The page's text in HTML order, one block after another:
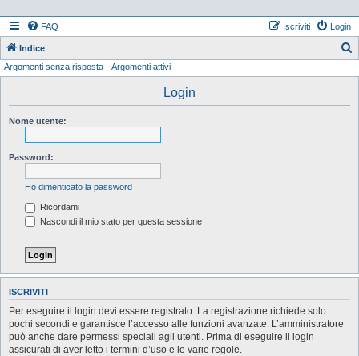
FAQ Login
Iscriviti
Indice
Argomenti senza risposta Argomenti attivi
Login
Nome utente:
Password:
Ho dimenticato la password
Ricordami
Nascondi il mio stato per questa sessione
ISCRIVITI
Per eseguire il login devi essere registrato. La registrazione richiede solo
pochi secondi e garantisce l’accesso alle funzioni avanzate. L’amministratore
può anche dare permessi speciali agli utenti. Prima di eseguire il login
assicurati di aver letto i termini d’uso e le varie regole.